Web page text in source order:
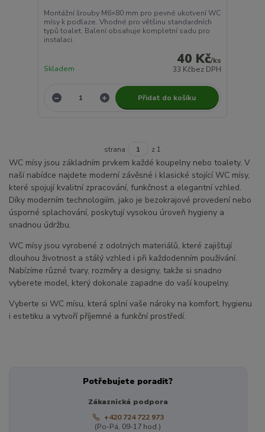
Montážní šrouby M6×80 mm pro pevné ukotvení WC
mísy k podlaze. Vhodné pro většinu standardních
typů toalet. Balení obsahuje kompletní sadu pro
instalaci.
40 Kč/ks
33 Kčbez DPH
Skladem
Přidat do košíku
strana z 1
WC mísy jsou základním prvkem každé koupelny nebo toalety. V
naší nabídce najdete moderní závěsné i klasické stojící WC mísy,
které spojují kvalitní zpracování, funkčnost a elegantní vzhled.
Díky moderním technologiím, jako je bezokrajové provedení nebo
úsporné splachování, poskytují vysokou úroveň hygieny a
snadnou údržbu.
WC mísy jsou vyrobené z odolných materiálů, které zajišťují
dlouhou životnost a stálý vzhled i při každodenním používání.
Nabízíme různé tvary, rozměry a designy, takže si snadno
vyberete model, který dokonale zapadne do vaší koupelny.
Vyberte si WC mísu, která splní vaše nároky na komfort, hygienu
i estetiku a vytvoří příjemné a funkční prostředí.
Potřebujete poradit?
Zákaznická podpora
+420 724 722 973
(Po-Pá, 09-17 hod.)